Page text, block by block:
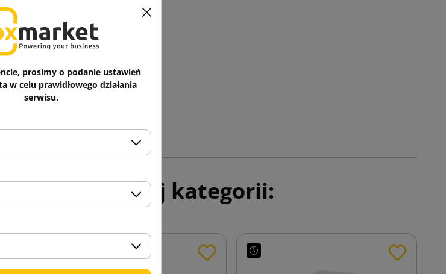
w tej samej kategorii:
prosimy o podanie ustawień
w celu prawidłowego działania
serwisu.